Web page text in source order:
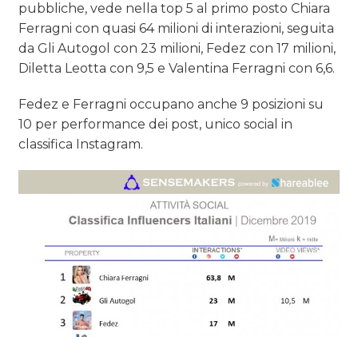
pubbliche, vede nella top 5 al primo posto Chiara
Ferragni con quasi 64 milioni di interazioni, seguita
da Gli Autogol con 23 milioni, Fedez con 17 milioni,
Diletta Leotta con 9,5 e Valentina Ferragni con 6,6.
Fedez e Ferragni occupano anche 9 posizioni su
10 per performance dei post, unico social in
classifica Instagram.